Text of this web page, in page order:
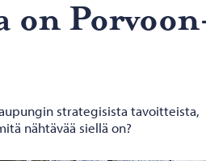
on
strategisista tavoitteista,
nähtävää siellä on?